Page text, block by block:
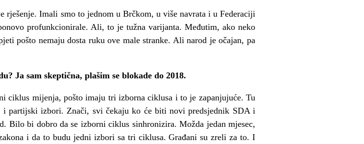
rješenje. Imali smo to jednom u Brčkom, u više navrata i u Federaciji
profunkcionirale. Ali, to je tužna varijanta. Međutim, ako neko
pošto nemaju dosta ruku ove male stranke. Ali narod je očajan, pa
Ja sam skeptična, plašim se blokade do 2018.
ciklus mijenja, pošto imaju tri izborna ciklusa i to je zapanjujuće. Tu
partijski izbori. Znači, svi čekaju ko će biti novi predsjednik SDA i
Bilo bi dobro da se izborni ciklus sinhronizira. Možda jedan mjesec,
i da to budu jedni izbori sa tri ciklusa. Građani su zreli za to. I